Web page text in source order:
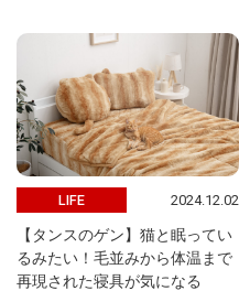
LIFE 2024.12.02
【タンスのゲン】猫と眠ってい
るみたい！毛並みから体温まで
再現された寝具が気になる